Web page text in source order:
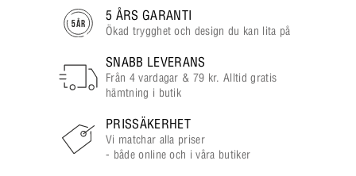
5 ÅRS GARANTI
Ökad trygghet och design du kan lita på
SNABB LEVERANS
Från 4 vardagar & 79 kr. Alltid gratis
hämtning i butik
PRISSÄKERHET
Vi matchar alla priser
- både online och i våra butiker